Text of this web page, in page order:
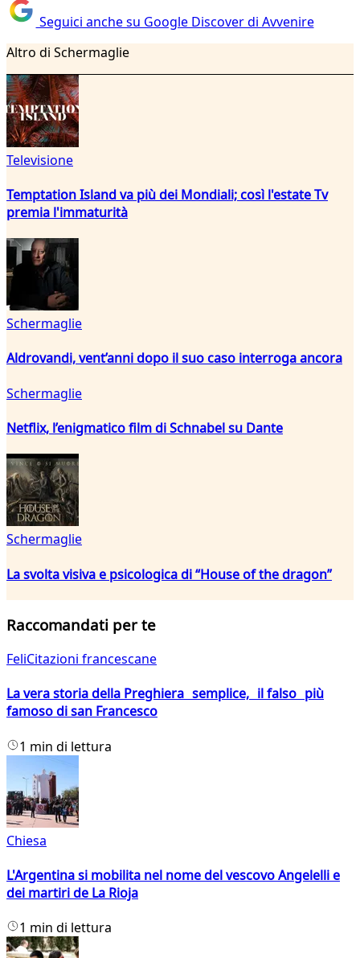
Seguici anche su Google Discover di Avvenire
Altro di Schermaglie
Televisione
Temptation Island va più dei Mondiali; così l'estate Tv
premia l'immaturità
Schermaglie
Aldrovandi, vent’anni dopo il suo caso interroga ancora
Schermaglie
Netflix, l’enigmatico film di Schnabel su Dante
Schermaglie
La svolta visiva e psicologica di “House of the dragon”
Raccomandati per te
FeliCitazioni francescane
La vera storia della Preghiera semplice, il falso più
famoso di san Francesco
1 min di lettura
Chiesa
L'Argentina si mobilita nel nome del vescovo Angelelli e
dei martiri de La Rioja
1 min di lettura